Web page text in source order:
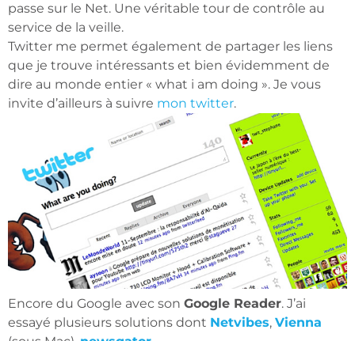
passe sur le Net. Une véritable tour de contrôle au
service de la veille.
Twitter me permet également de partager les liens
que je trouve intéressants et bien évidemment de
dire au monde entier « what i am doing ». Je vous
invite d’ailleurs à suivre mon twitter.
Encore du Google avec son Google Reader. J’ai
essayé plusieurs solutions dont Netvibes, Vienna